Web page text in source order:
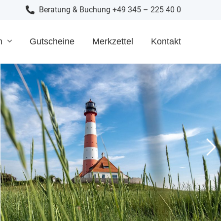
Beratung & Buchung +49 345 – 225 40 0
Gutscheine Merkzettel Kontakt